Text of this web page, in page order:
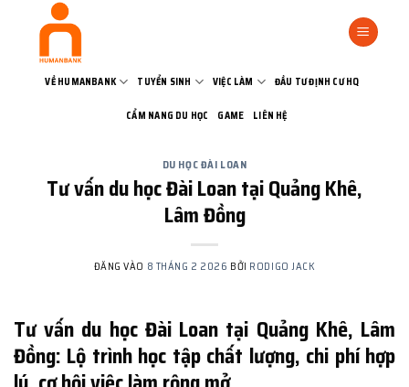
VỀ HUMANBANK TUYỂN SINH VIỆC LÀM ĐẦU TƯ ĐỊNH CƯ HQ
CẨM NANG DU HỌC GAME LIÊN HỆ
DU HỌC ĐÀI LOAN
Tư vấn du học Đài Loan tại Quảng Khê,
Lâm Đồng
ĐĂNG VÀO 8 THÁNG 2 2026 BỞI RODIGO JACK
Tư vấn du học Đài Loan tại Quảng Khê, Lâm
Đồng: Lộ trình học tập chất lượng, chi phí hợp